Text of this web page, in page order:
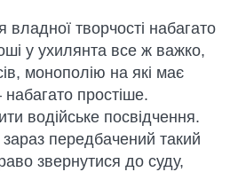
творчості набагато
у ухилянта все ж важко,
монополію на які має
простіше.
водійське посвідчення.
передбачений такий
звернутися до суду,